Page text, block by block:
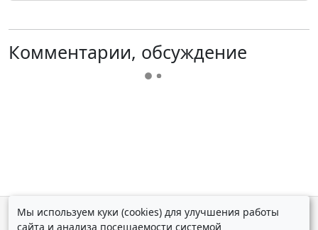
Комментарии, обсуждение
Мы используем куки (cookies) для улучшения работы
сайта и анализа посещаемости системой
© Дмитрий Косолапов 2007 — 2026.Старая версия